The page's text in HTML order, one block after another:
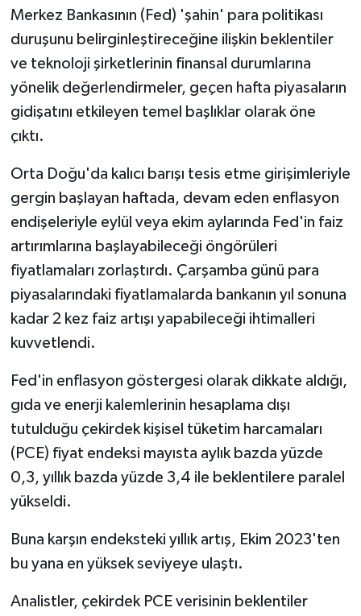
Merkez Bankasının (Fed) 'şahin' para politikası
duruşunu belirginleştireceğine ilişkin beklentiler
ve teknoloji şirketlerinin finansal durumlarına
yönelik değerlendirmeler, geçen hafta piyasaların
gidişatını etkileyen temel başlıklar olarak öne
çıktı.
Orta Doğu'da kalıcı barışı tesis etme girişimleriyle
gergin başlayan haftada, devam eden enflasyon
endişeleriyle eylül veya ekim aylarında Fed'in faiz
artırımlarına başlayabileceği öngörüleri
fiyatlamaları zorlaştırdı. Çarşamba günü para
piyasalarındaki fiyatlamalarda bankanın yıl sonuna
kadar 2 kez faiz artışı yapabileceği ihtimalleri
kuvvetlendi.
Fed'in enflasyon göstergesi olarak dikkate aldığı,
gıda ve enerji kalemlerinin hesaplama dışı
tutulduğu çekirdek kişisel tüketim harcamaları
(PCE) fiyat endeksi mayısta aylık bazda yüzde
0,3, yıllık bazda yüzde 3,4 ile beklentilere paralel
yükseldi.
Buna karşın endeksteki yıllık artış, Ekim 2023'ten
bu yana en yüksek seviyeye ulaştı.
Analistler, çekirdek PCE verisinin beklentiler